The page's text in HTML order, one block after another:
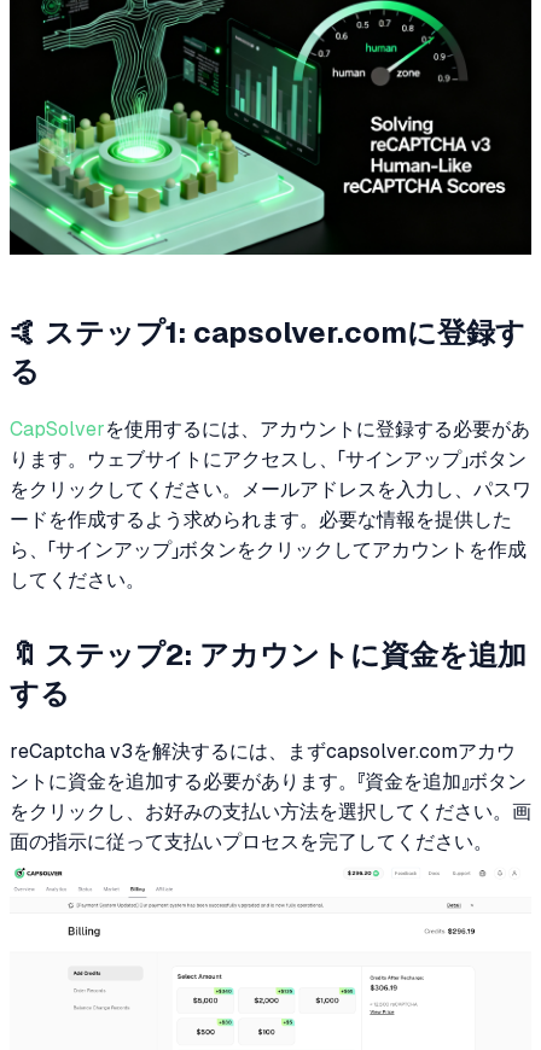
🤙 ステップ1: capsolver.comに登録す
る
CapSolverを使用するには、アカウントに登録する必要があ
ります。ウェブサイトにアクセスし、「サインアップ」ボタン
をクリックしてください。メールアドレスを入力し、パスワ
ードを作成するよう求められます。必要な情報を提供した
ら、「サインアップ」ボタンをクリックしてアカウントを作成
してください。
🔖 ステップ2: アカウントに資金を追加
する
reCaptcha v3を解決するには、まずcapsolver.comアカウ
ントに資金を追加する必要があります。『資金を追加』ボタン
をクリックし、お好みの支払い方法を選択してください。画
面の指示に従って支払いプロセスを完了してください。